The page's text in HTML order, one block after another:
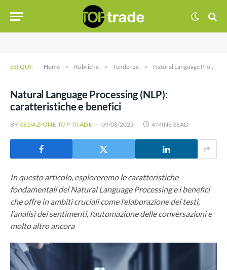
SEI QUI: Home » Rubriche » Tendenze » Natural Language Processing (NLP): caratteristiche e benefici
Natural Language Processing (NLP):
caratteristiche e benefici
BY REDAZIONE TOP TRADE 09/08/2023 4 MINS READ
In questo articolo, esploreremo le caratteristiche
fondamentali del Natural Language Processing e i benefici
che offre in ambiti cruciali come l’elaborazione dei testi,
l’analisi dei sentimenti, l’automazione delle conversazioni e
molto altro ancora